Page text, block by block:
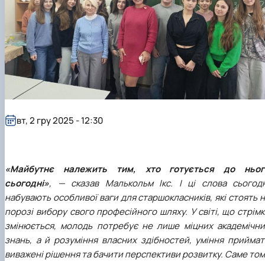
«Майбутнє належить тим, хто готується до
сьогодні», — сказав Малькольм Ікс. І ці слова
набувають особливої ваги для старшокласників, які стоять
порозі вибору свого професійного шляху. У світі, що
змінюється, молодь потребує не лише міцних
знань, а й розуміння власних здібностей, уміння
виважені рішення та бачити перспективи розвитку. Саме
вт, 2 гру 2025 - 12:30